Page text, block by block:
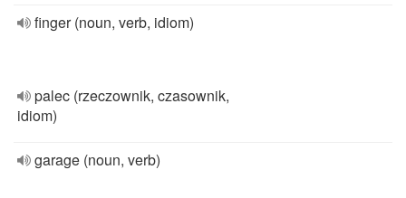
finger (noun, verb, idiom)
palec (rzeczownik, czasownik,
idiom)
garage (noun, verb)